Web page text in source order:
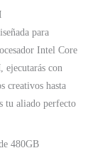
para
Intel Core
con
creativos hasta
tu aliado perfecto
480GB